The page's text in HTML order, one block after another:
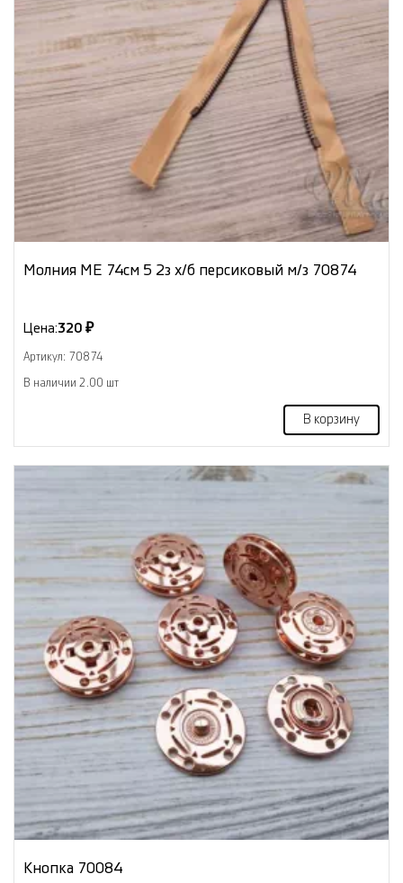
Молния МЕ 74см 5 2з х/б персиковый м/з 70874
Цена:320 ₽
Артикул: 70874
В наличии 2.00 шт
В корзину
Кнопка 70084